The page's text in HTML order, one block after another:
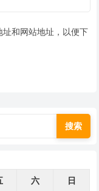
和网站地址，以便下
搜索
六 日